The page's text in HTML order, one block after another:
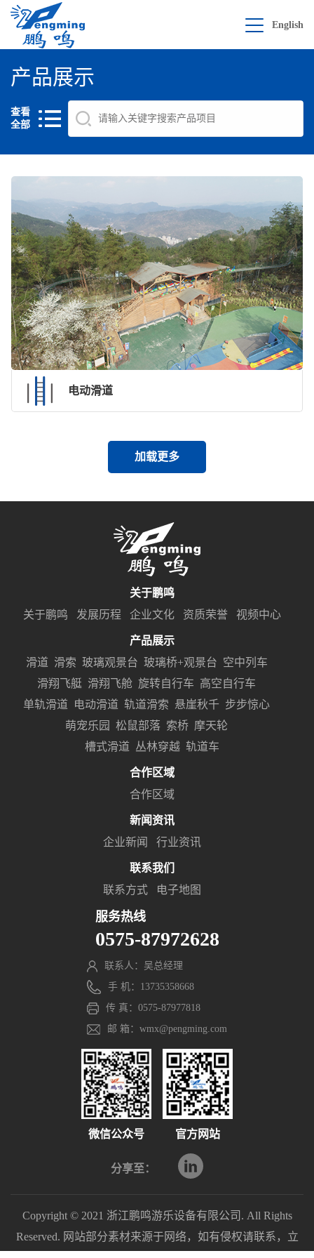
English
产品展示
查看
全部
电动滑道
加载更多
关于鹏鸣
关于鹏鸣
发展历程 企业文化 资质荣誉 视频中心
产品展示
滑道 滑索 玻璃观景台 玻璃桥+观景台 空中列车
滑翔飞艇 滑翔飞舱 旋转自行车 高空自行车
单轨滑道
电动滑道 轨道滑索 悬崖秋千 步步惊心
萌宠乐园
松鼠部落 索桥 摩天轮
槽式滑道 丛林穿越 轨道车
合作区域
合作区域
新闻资讯
企业新闻
行业资讯
联系我们
联系方式
电子地图
服务热线
0575-87972628
联系人：吴总经理
手 机：13735358668
传 真：0575-87977818
邮 箱：wmx@pengming.com
微信公众号 官方网站
分享至：
Copyright © 2021 浙江鹏鸣游乐设备有限公司. All Rights
Reserved. 网站部分素材来源于网络，如有侵权请联系，立